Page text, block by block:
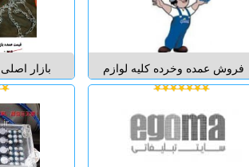
است. این آپشن با نمایی متفاوت و
بسیار زیبا منحصرا از این شرکت
عرضه می شود. پارکابی راوفور...
سوخت و
جداول به
فروش عمده وخرده کلیه لوازم
یدکی اعم از بدنه و انژکتوری و
ایساکو برای کلیه خودروهای تولیدی
ایران خودرو فروش انواع قطعات و
لوازم یدکی اصلی انواع خودروهای
بازار
خودرو
یدکی
اسپورت
برای